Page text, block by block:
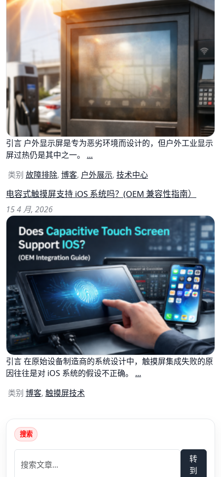
引言 户外显示屏是专为恶劣环境而设计的，但户外工业显示
屏过热仍是其中之一。 ...
类别 故障排除, 博客, 户外展示, 技术中心
电容式触摸屏支持 iOS 系统吗？(OEM 兼容性指南）
15 4 月, 2026
引言 在原始设备制造商的系统设计中，触摸屏集成失败的原
因往往是对 iOS 系统的假设不正确。 ...
类别 博客, 触摸屏技术
搜索
转
到